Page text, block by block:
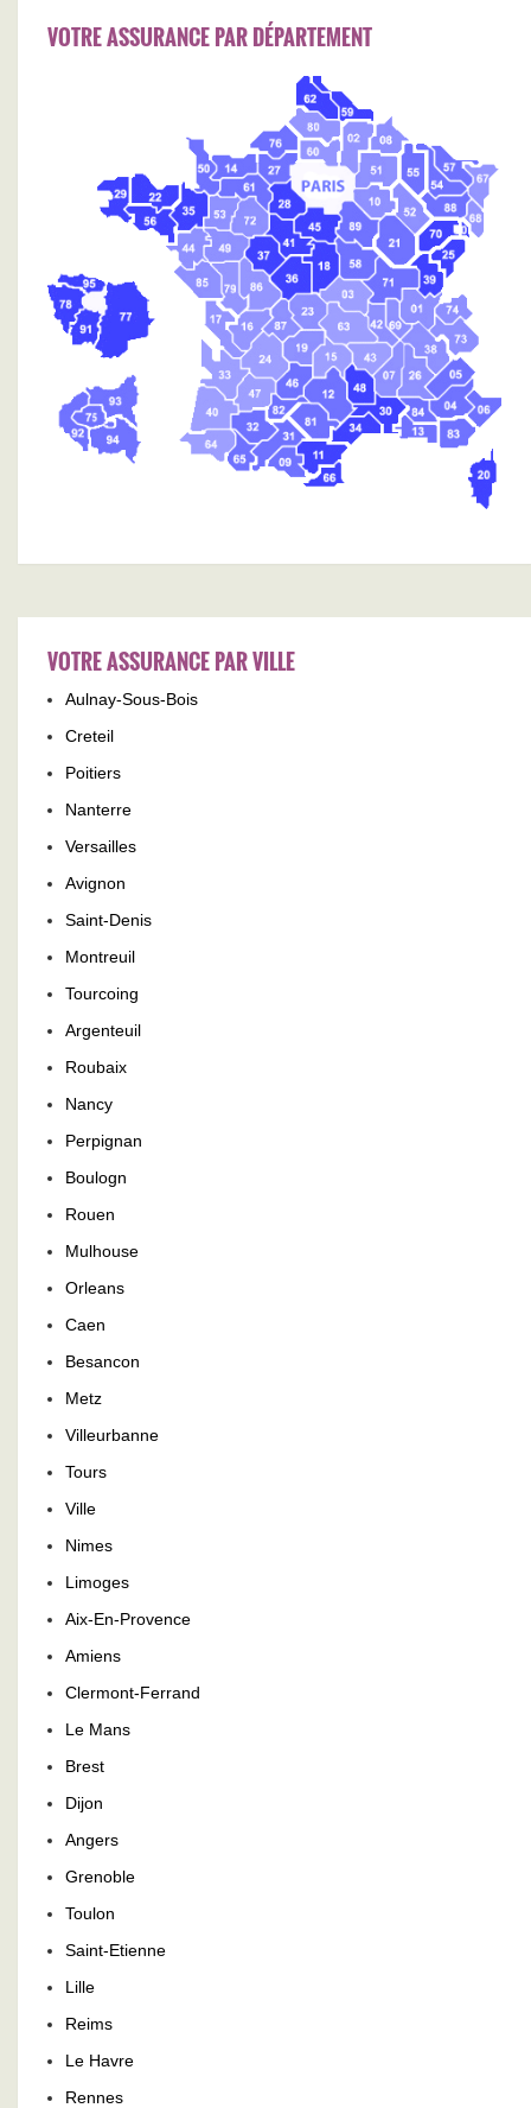
VOTRE ASSURANCE PAR DÉPARTEMENT
VOTRE ASSURANCE PAR VILLE
Aulnay-Sous-Bois
Creteil
Poitiers
Nanterre
Versailles
Avignon
Saint-Denis
Montreuil
Tourcoing
Argenteuil
Roubaix
Nancy
Perpignan
Boulogn
Rouen
Mulhouse
Orleans
Caen
Besancon
Metz
Villeurbanne
Tours
Ville
Nimes
Limoges
Aix-En-Provence
Amiens
Clermont-Ferrand
Le Mans
Brest
Dijon
Angers
Grenoble
Toulon
Saint-Etienne
Lille
Reims
Le Havre
Rennes